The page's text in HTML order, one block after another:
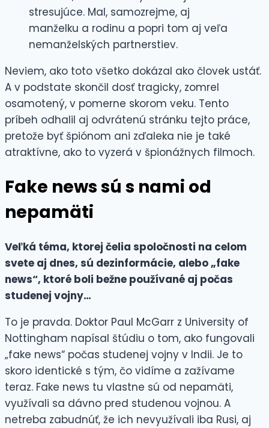
stresujúce. Mal, samozrejme, aj
manželku a rodinu a popri tom aj veľa
nemanželských partnerstiev.
Neviem, ako toto všetko dokázal ako človek ustáť.
A v podstate skončil dosť tragicky, zomrel
osamotený, v pomerne skorom veku. Tento
príbeh odhalil aj odvrátenú stránku tejto práce,
pretože byť špiónom ani zďaleka nie je také
atraktívne, ako to vyzerá v špionážnych filmoch.
Fake news sú s nami od
nepamäti
Veľká téma, ktorej čelia spoločnosti na celom
svete aj dnes, sú dezinformácie, alebo „fake
news“, ktoré boli bežne používané aj počas
studenej vojny…
To je pravda. Doktor Paul McGarr z University of
Nottingham napísal štúdiu o tom, ako fungovali
„fake news“ počas studenej vojny v Indii. Je to
skoro identické s tým, čo vidíme a zažívame
teraz. Fake news tu vlastne sú od nepamäti,
využívali sa dávno pred studenou vojnou. A
netreba zabudnúť, že ich nevyužívali iba Rusi, aj